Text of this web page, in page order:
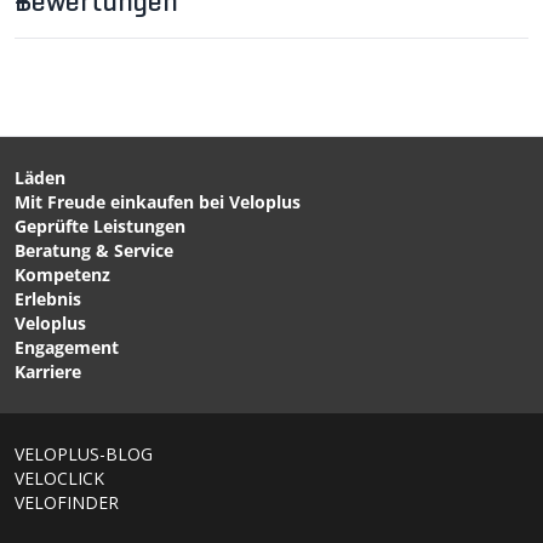
CHF 79.90
STROLLERKIT (2-Wheel)
für Kinderanhänger /
schwarz von BURLEY
CHF 59.00
Läden
Mit Freude einkaufen bei Veloplus
Geprüfte Leistungen
Beratung & Service
Kompetenz
Erlebnis
Veloplus
Engagement
Karriere
VELOPLUS-BLOG
VELOCLICK
VELOFINDER